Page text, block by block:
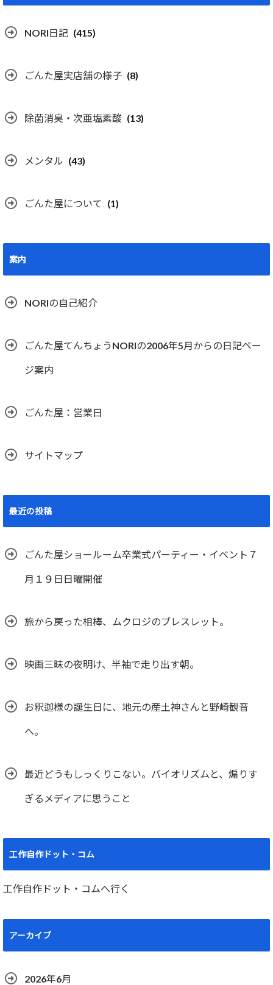
NORI日記 (415)
ごんた屋実店舗の様子 (8)
除菌消臭・次亜塩素酸 (13)
メンタル (43)
ごんた屋について (1)
案内
NORIの自己紹介
ごんた屋てんちょうNORIの2006年5月からの日記ペー
ジ案内
ごんた屋：営業日
サイトマップ
最近の投稿
ごんた屋ショールーム卒業式パーティー・イベント７
月１９日日曜開催
旅から戻った相棒、ムクロジのブレスレット。
映画三昧の夜明け、半袖で走り出す朝。
お釈迦様の誕生日に、地元の産土神さんと野崎観音
へ。
最近どうもしっくりこない。バイオリズムと、煽りす
ぎるメディアに思うこと
工作自作ドット・コム
工作自作ドット・コムへ行く
アーカイブ
2026年6月